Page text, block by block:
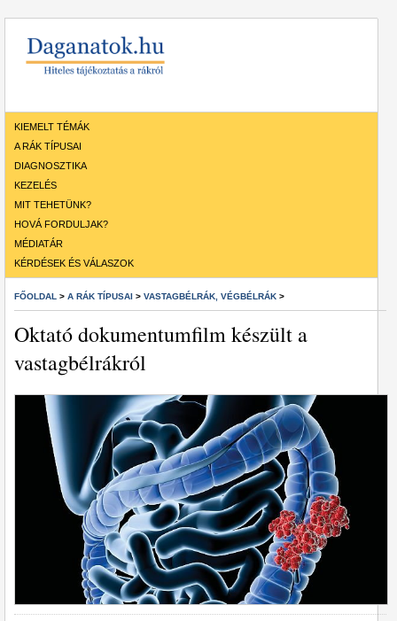
KIEMELT TÉMÁK
A RÁK TÍPUSAI
DIAGNOSZTIKA
KEZELÉS
MIT TEHETÜNK?
HOVÁ FORDULJAK?
MÉDIATÁR
KÉRDÉSEK ÉS VÁLASZOK
FŐOLDAL > A RÁK TÍPUSAI > VASTAGBÉLRÁK, VÉGBÉLRÁK >
Oktató dokumentumfilm készült a
vastagbélrákról